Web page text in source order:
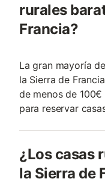
rurales
Francia?
La gran mayoría
la Sierra de
de menos de
para reservar
¿Los casas
la Sierra de